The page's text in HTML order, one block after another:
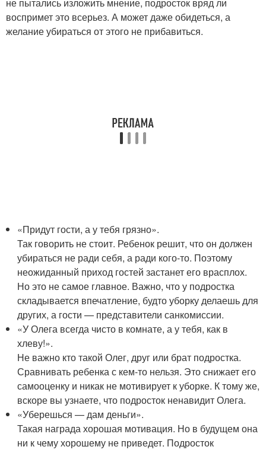
не пытались изложить мнение, подросток вряд ли
воспримет это всерьез. А может даже обидеться, а
желание убираться от этого не прибавиться.
«Придут гости, а у тебя грязно».
Так говорить не стоит. Ребенок решит, что он должен
убираться не ради себя, а ради кого-то. Поэтому
неожиданный приход гостей застанет его врасплох.
Но это не самое главное. Важно, что у подростка
складывается впечатление, будто уборку делаешь для
других, а гости — представители санкомиссии.
«У Олега всегда чисто в комнате, а у тебя, как в
хлеву!».
Не важно кто такой Олег, друг или брат подростка.
Сравнивать ребенка с кем-то нельзя. Это снижает его
самооценку и никак не мотивирует к уборке. К тому же,
вскоре вы узнаете, что подросток ненавидит Олега.
«Уберешься — дам деньги».
Такая награда хорошая мотивация. Но в будущем она
ни к чему хорошему не приведет. Подросток